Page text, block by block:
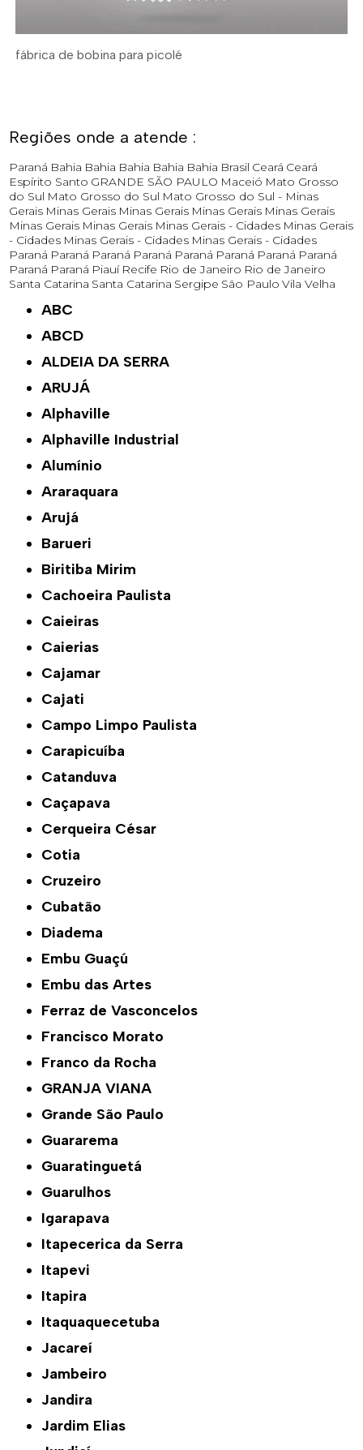
fábrica de bobina para picolé
Regiões onde a atende :
Paraná Bahia Bahia Bahia Bahia Bahia Brasil Ceará Ceará
Espírito Santo GRANDE SÃO PAULO Maceió Mato Grosso
do Sul Mato Grosso do Sul Mato Grosso do Sul - Minas
Gerais Minas Gerais Minas Gerais Minas Gerais Minas Gerais
Minas Gerais Minas Gerais Minas Gerais - Cidades Minas Gerais
- Cidades Minas Gerais - Cidades Minas Gerais - Cidades
Paraná Paraná Paraná Paraná Paraná Paraná Paraná Paraná
Paraná Paraná Piauí Recife Rio de Janeiro Rio de Janeiro
Santa Catarina Santa Catarina Sergipe São Paulo Vila Velha
ABC
ABCD
ALDEIA DA SERRA
ARUJÁ
Alphaville
Alphaville Industrial
Alumínio
Araraquara
Arujá
Barueri
Biritiba Mirim
Cachoeira Paulista
Caieiras
Caierias
Cajamar
Cajati
Campo Limpo Paulista
Carapicuíba
Catanduva
Caçapava
Cerqueira César
Cotia
Cruzeiro
Cubatão
Diadema
Embu Guaçú
Embu das Artes
Ferraz de Vasconcelos
Francisco Morato
Franco da Rocha
GRANJA VIANA
Grande São Paulo
Guararema
Guaratinguetá
Guarulhos
Igarapava
Itapecerica da Serra
Itapevi
Itapira
Itaquaquecetuba
Jacareí
Jambeiro
Jandira
Jardim Elias